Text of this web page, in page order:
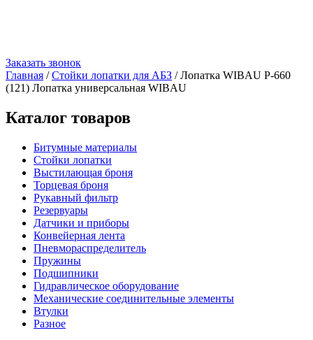
Заказать звонок
Главная /Стойки лопатки для АБЗ / Лопатка WIBAU Р-660
(121) Лопатка универсальная WIBAU
Каталог товаров
Битумные материалы
Стойки лопатки
Выстилающая броня
Торцевая броня
Рукавный фильтр
Резервуары
Датчики и приборы
Конвейерная лента
Пневмораспределитель
Пружины
Подшипники
Гидравлическое оборудование
Механические соединительные элементы
Втулки
Разное